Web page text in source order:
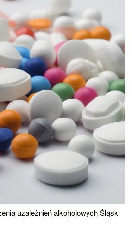
uzależnień alkoholowych Śląsk